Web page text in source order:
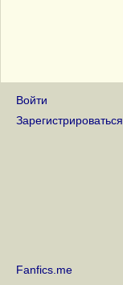
Войти
Зарегистрироваться
Fanfics.me